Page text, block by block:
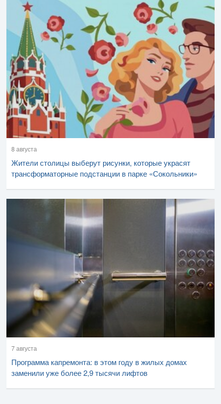
8 августа
Жители столицы выберут рисунки, которые украсят
трансформаторные подстанции в парке «Сокольники»
7 августа
Программа капремонта: в этом году в жилых домах
заменили уже более 2,9 тысячи лифтов